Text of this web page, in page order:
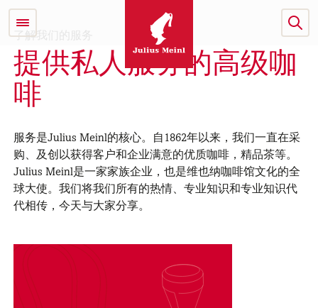
了解我们的服务
提供私人服务的高级咖
啡
服务是Julius Meinl的核心。自1862年以来，我们一直在采
购、及创以获得客户和企业满意的优质咖啡，精品茶等。
Julius Meinl是一家家族企业，也是维也纳咖啡馆文化的全
球大使。我们将我们所有的热情、专业知识和专业知识代
代相传，今天与大家分享。